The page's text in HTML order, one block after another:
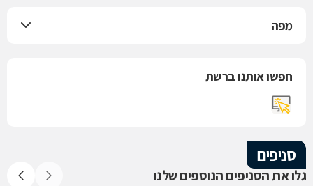
מפה
חפשו אותנו ברשת
סניפים
גלו את הסניפים הנוספים שלנו